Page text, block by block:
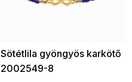
Sötétlila gyöngyös karkötő
2002549-8